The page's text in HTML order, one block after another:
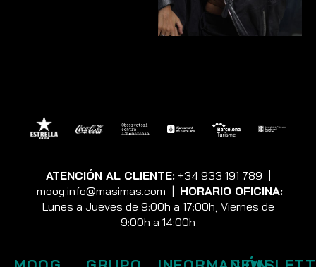
ATENCIÓN AL CLIENTE: +34 933 191 789
moog.info@masimas.com
HORARIO OFICINA:
Lunes a Jueves de 9:00h a 17:00h, Viernes de
9:00h a 14:00h